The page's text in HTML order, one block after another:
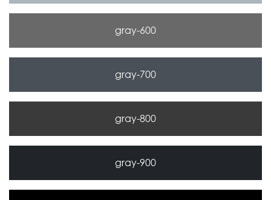
gray-600
gray-700
gray-800
gray-900